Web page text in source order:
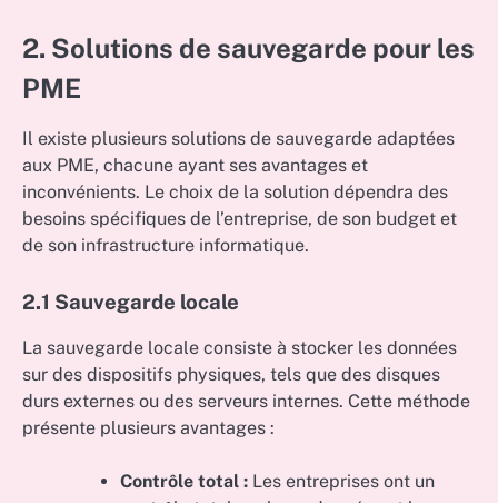
2. Solutions de sauvegarde pour les
PME
Il existe plusieurs solutions de sauvegarde adaptées
aux PME, chacune ayant ses avantages et
inconvénients. Le choix de la solution dépendra des
besoins spécifiques de l’entreprise, de son budget et
de son infrastructure informatique.
2.1 Sauvegarde locale
La sauvegarde locale consiste à stocker les données
sur des dispositifs physiques, tels que des disques
durs externes ou des serveurs internes. Cette méthode
présente plusieurs avantages :
Contrôle total : Les entreprises ont un